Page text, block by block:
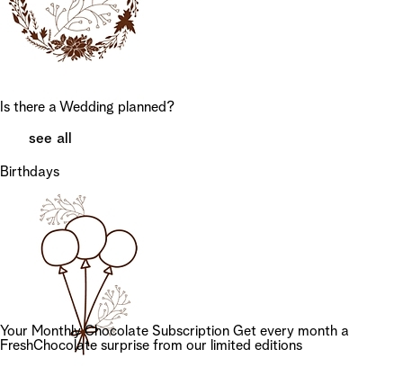
Is there a Wedding planned?
see all
Birthdays
Your Monthly Chocolate Subscription Get every month a
FreshChocolate surprise from our limited editions